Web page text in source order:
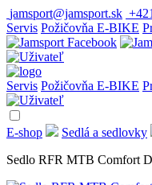
jamsport@jamsport.sk
Servis Požičovňa E-BIKE
Servis Požičovňa E-BIKE
E-shop
Sedlá a sedlovky
Sedlo RFR MTB Comfort